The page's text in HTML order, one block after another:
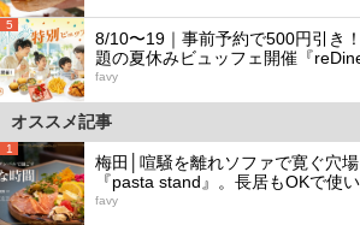
5
8/10〜19｜事前予約で500円引き
題の夏休みビュッフェ開催『
favy
オススメ記事
1
梅田│喧騒を離れソファで寛ぐ穴
『pasta stand』。長居もOKで使
favy